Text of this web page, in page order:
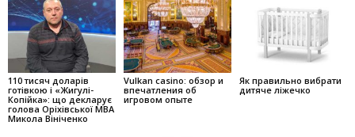
110 тисяч доларів
готівкою і «Жигулі-
Копійка»: що декларує
голова Оріхівської МВА
Микола Вініченко
Vulkan casino: обзор и
впечатления об
игровом опыте
Як правильно вибрати
дитяче ліжечко